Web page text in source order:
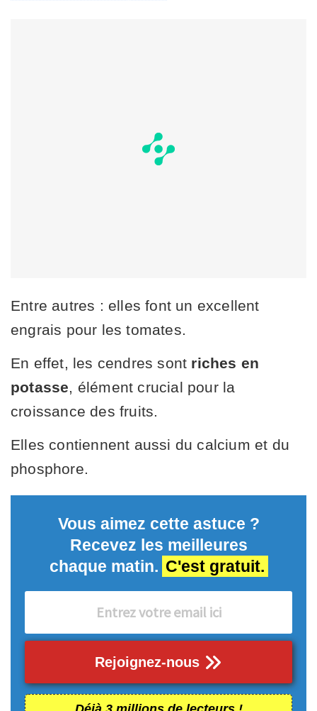
Entre autres : elles font un excellent
engrais pour les tomates.
En effet, les cendres sont riches en
potasse , élément crucial pour la
croissance des fruits.
Elles contiennent aussi du calcium et du
phosphore.
Vous aimez cette astuce ?
Recevez les meilleures
chaque matin. C'est gratuit.
Rejoignez-nous